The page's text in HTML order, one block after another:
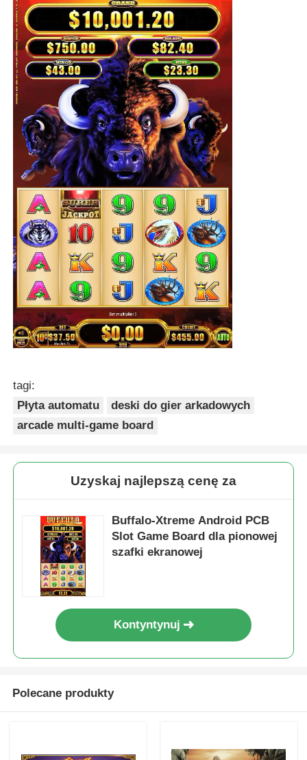
tagi:
Płyta automatu
deski do gier arkadowych
arcade multi-game board
Uzyskaj najlepszą cenę za
Buffalo-Xtreme Android PCB
Slot Game Board dla pionowej
szafki ekranowej
Kontyntynuj
Polecane produkty